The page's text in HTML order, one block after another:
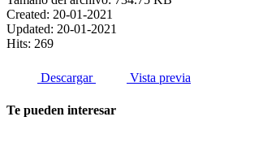
Created: 20-01-2021
Updated: 20-01-2021
Hits: 269
Descargar Vista previa
Te pueden interesar